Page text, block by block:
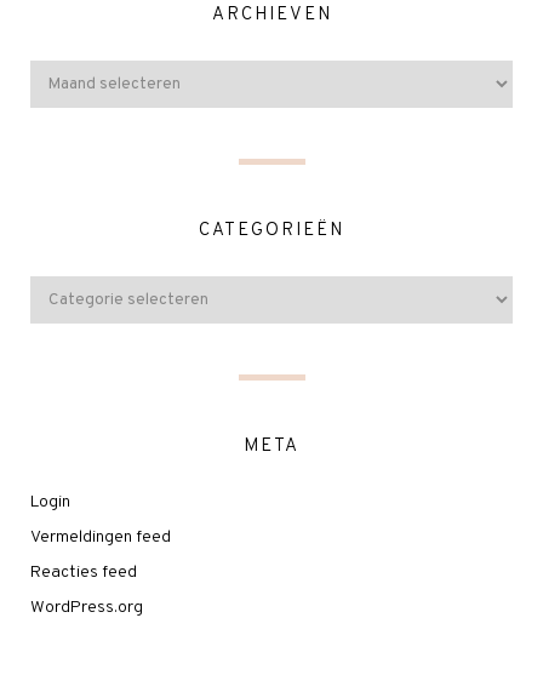
ARCHIEVEN
CATEGORIEËN
META
Login
Vermeldingen feed
Reacties feed
WordPress.org